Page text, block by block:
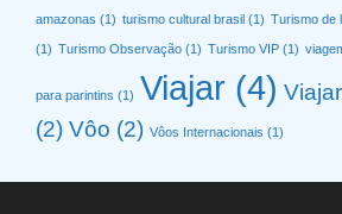
amazonas (1) turismo cultural brasil (1) Turismo de
(1) Turismo Observação (1) Turismo VIP (1)
para parintins (1) Viajar (4)
(2) Vôo (2) Vôos Internacionais (1)